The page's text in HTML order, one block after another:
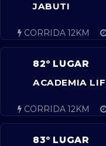
JABUTI
CORRIDA 12KM
82º LUGAR
ACADEMIA
CORRIDA 12KM
83º LUGAR